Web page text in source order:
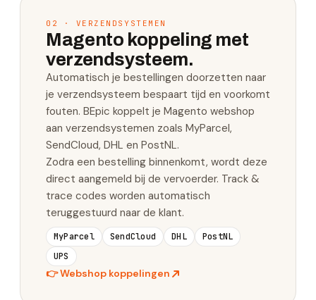
02 · VERZENDSYSTEMEN
Magento koppeling met
verzendsysteem.
Automatisch je bestellingen doorzetten naar
je verzendsysteem bespaart tijd en voorkomt
fouten. BEpic koppelt je Magento webshop
aan verzendsystemen zoals MyParcel,
SendCloud, DHL en PostNL.
Zodra een bestelling binnenkomt, wordt deze
direct aangemeld bij de vervoerder. Track &
trace codes worden automatisch
teruggestuurd naar de klant.
MyParcel SendCloud DHL
PostNL
UPS
👉Webshop koppelingen